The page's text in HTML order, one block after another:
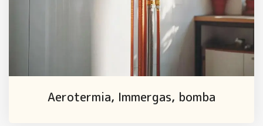
Aerotermia, Immergas, bomba